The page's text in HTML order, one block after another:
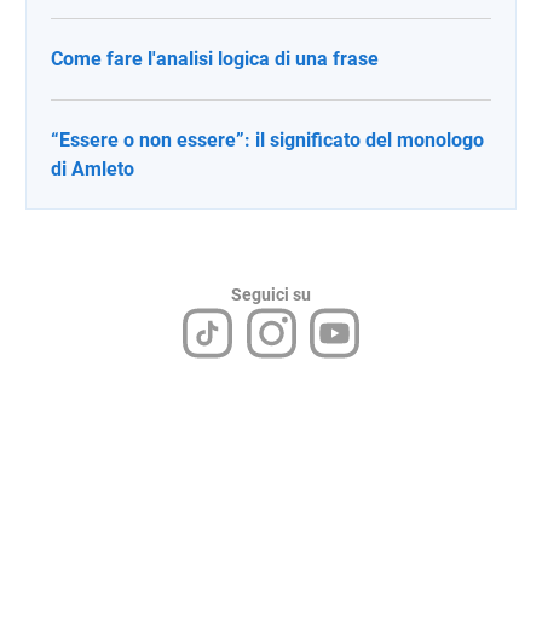
Come fare l'analisi logica di una frase
“Essere o non essere”: il significato del monologo
di Amleto
Seguici su